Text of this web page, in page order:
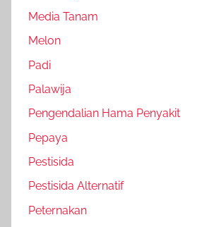
Media Tanam
Melon
Padi
Palawija
Pengendalian Hama Penyakit
Pepaya
Pestisida
Pestisida Alternatif
Peternakan